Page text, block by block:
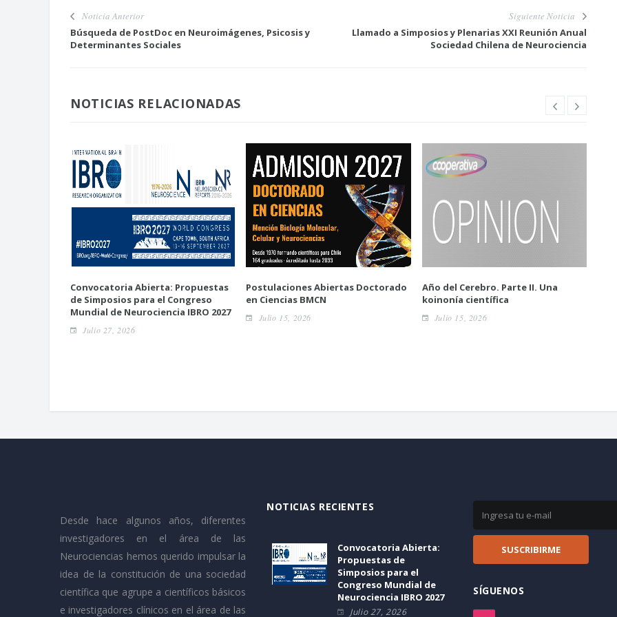
Noticia Anterior
Búsqueda de PostDoc en Neuroimágenes, Psicosis y
Determinantes Sociales
Siguiente Noticia
Llamado a Simposios y Plenarias XXI Reunión Anual
Sociedad Chilena de Neurociencia
NOTICIAS RELACIONADAS
Convocatoria Abierta: Propuestas
de Simposios para el Congreso
Mundial de Neurociencia IBRO 2027
Julio 27, 2026
Postulaciones Abiertas Doctorado
en Ciencias BMCN
Julio 15, 2026
Año del Cerebro. Parte II. Una
koinonía científica
Julio 15, 2026
Desde hace algunos años, diferentes
investigadores en el área de las
Neurociencias hemos querido impulsar la
idea de la constitución de una sociedad
científica que agrupe a científicos básicos
e investigadores clínicos en el área de las
NOTICIAS RECIENTES
Convocatoria Abierta:
Propuestas de
Simposios para el
Congreso Mundial de
Neurociencia IBRO 2027
Julio 27, 2026
SÍGUENOS